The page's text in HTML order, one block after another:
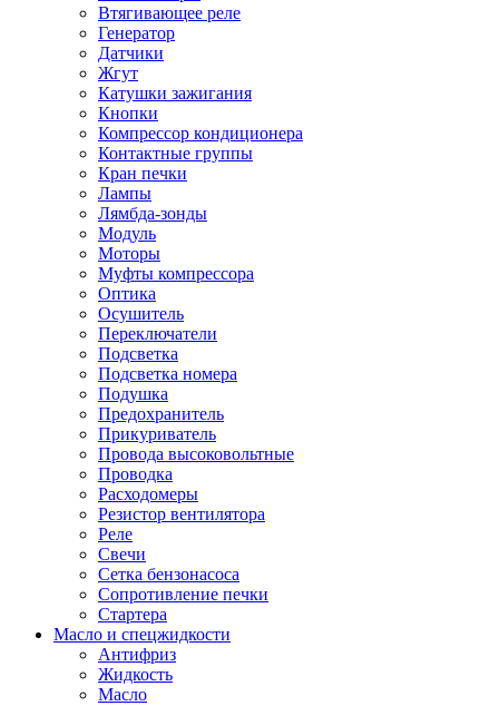
Втягивающее реле
Генератор
Датчики
Жгут
Катушки зажигания
Кнопки
Компрессор кондиционера
Контактные группы
Кран печки
Лампы
Лямбда-зонды
Модуль
Моторы
Муфты компрессора
Оптика
Осушитель
Переключатели
Подсветка
Подсветка номера
Подушка
Предохранитель
Прикуриватель
Провода высоковольтные
Проводка
Расходомеры
Резистор вентилятора
Реле
Свечи
Сетка бензонасоса
Сопротивление печки
Стартера
Масло и спецжидкости
Антифриз
Жидкость
Масло